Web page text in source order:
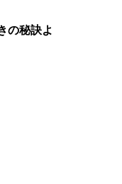
の秘訣よ